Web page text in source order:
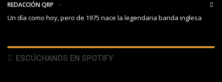
REDACCIÓN QRP
Un día como hoy, pero de 1975 nace la legendaria banda inglesa
ESCÚCHANOS EN SPOTIFY